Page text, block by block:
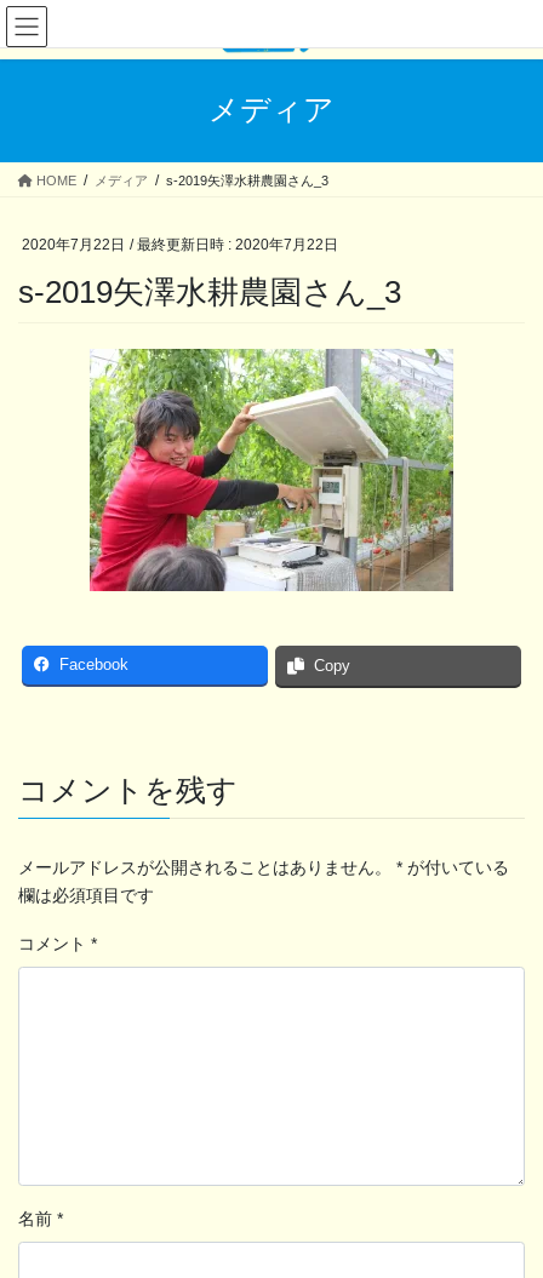
コ
ン
テ
ス
ナ
ビ
ゲ
ン
メディア
HOME メディア s-2019矢澤水耕農園さん_3
2020年7月22日 / 最終更新日時 : 2020年7月22日
s-2019矢澤水耕農園さん_3
Facebook Copy
コメントを残す
メールアドレスが公開されることはありません。 * が付いている
欄は必須項目です
コメント *
名前 *